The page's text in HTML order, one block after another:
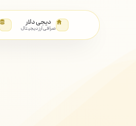
دیجی دلار
صرافی ارز دیجیتال